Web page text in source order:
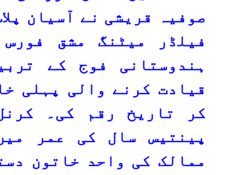
صوفیہ قریشی نے آسیان
فیلڈر میٹنگ مشق
ہندوستانی فوج کے
قیادت کرنے والی پہلی
کر تاریخ رقم کی۔
پینتیس سال کی عمر
ممالک کی واحد خاتون